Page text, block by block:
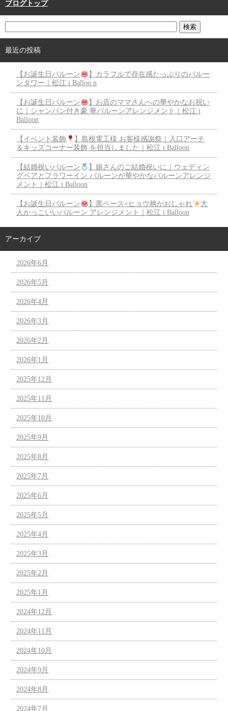
ブログトップ
最近の投稿
【お誕生日バルーン
】カラフルで存在感たっぷりのバルー
ンタワー｜松江 i Balloo n
【お誕生日バルーン
】お店のママさんへの華やかなお祝い
に｜シャンパン付き豪 華バルーンアレンジメント｜松江 i
Balloon
【イベント装飾
】島根電工様 お客様感謝祭｜入口アーチ
＆キッズコーナー装飾 を担当しました｜松江 i Balloon
【結婚祝いバルーン
】娘さんのご結婚祝いに｜ウェディン
グベアとフラワーイン バルーンが華やかなバルーンアレンジ
メント｜松江 i Balloon
【お誕生日バルーン 】黒ベース×ヒョウ柄がおしゃれ
大
人かっこいいバルーン アレンジメント｜松江 i Balloon
アーカイブ
2026年6月
2026年5月
2026年4月
2026年3月
2026年2月
2026年1月
2025年12月
2025年11月
2025年10月
2025年9月
2025年8月
2025年7月
2025年6月
2025年5月
2025年4月
2025年3月
2025年2月
2025年1月
2024年12月
2024年11月
2024年10月
2024年9月
2024年8月
2024年7月